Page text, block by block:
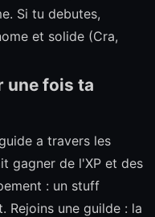
Si tu debutes,
et solide (Cra,
une fois ta
a travers les
gagner de l'XP et des
: un stuff
Rejoins une guilde : la